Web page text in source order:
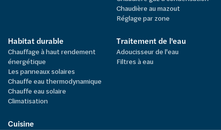
Chaudière au mazout
Réglage par zone
Habitat durable
Chauffage à haut rendement
énergétique
Les panneaux solaires
Chauffe eau thermodynamique
Chauffe eau solaire
Climatisation
Traitement de l'eau
Adoucisseur de l'eau
Filtres à eau
Cuisine